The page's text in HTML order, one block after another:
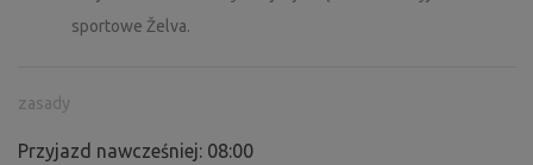
sportowe Želva.
zasady
Przyjazd nawcześniej: 08:00